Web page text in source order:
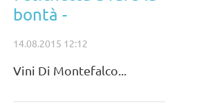
bontà -
14.08.2015 12:12
Vini Di Montefalco...